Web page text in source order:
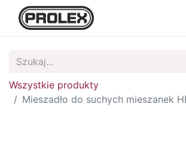
Wszystkie produkty
Mieszadło do suchych mieszanek